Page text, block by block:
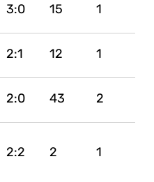
3:0 15 1
2:1 12 1
2:0 43 2
2:2 2 1